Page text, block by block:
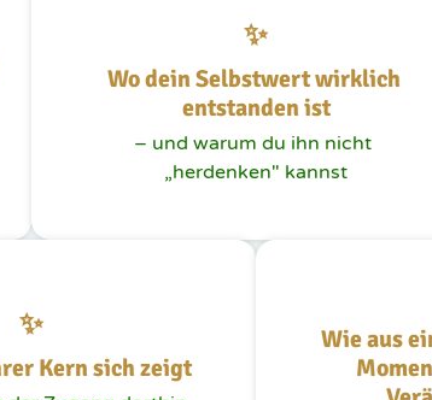
✨
Wo dein Selbstwert wirklich
entstanden ist
– und warum du ihn nicht
„herdenken" kannst
✨
Kern sich zeigt
Wie aus